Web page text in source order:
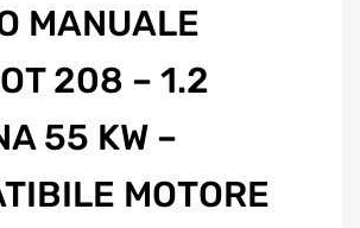
MANUALE
208 – 1.2
55 KW –
MOTORE